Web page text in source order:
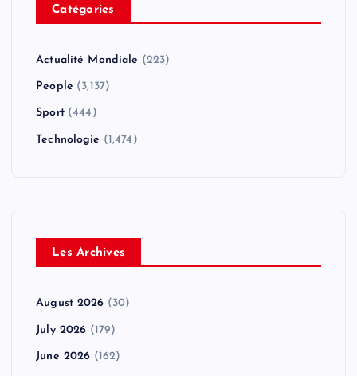
Catégories
Actualité Mondiale (223)
People (3,137)
Sport(444)
Technologie (1,474)
Les Archives
August 2026 (30)
July 2026 (179)
June 2026 (162)